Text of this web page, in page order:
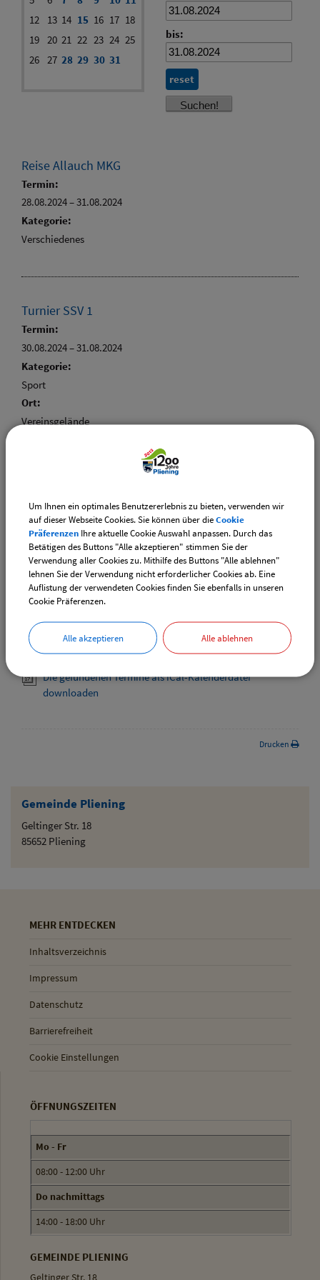
Gemeinde Pliening
Geltinger Str. 18
85652 Pliening
12
13 14 15 16 17 18
19 20 21 22 23 24 25
26 27 28 29 30 31
bis:
reset
Reise Allauch MKG
Termin:
28.08.2024–31.08.2024
Kategorie:
Verschiedenes
Turnier SSV 1
Termin:
30.08.2024–31.08.2024
Kategorie:
Sport
Ort:
Vereinsgelände
Weiterführende Links
Adventsmarkt Hofladen Burghart
CSU-Ortshauptversammlung
Die gefundenen Termine als VCS-Kalenderdatei
downloaden
Die gefundenen Termine als iCal-Kalenderdatei
downloaden
Drucken
MEHR ENTDECKEN
Inhaltsverzeichnis
Impressum
Datenschutz
Barrierefreiheit
Cookie Einstellungen
ÖFFNUNGSZEITEN
Mo - Fr
08:00 - 12:00 Uhr
Do nachmittags
14:00 - 18:00 Uhr
GEMEINDE PLIENING
Geltinger Str. 18
Um Ihnen ein optimales Benutzererlebnis zu bieten, verwenden wir
auf dieser Webseite Cookies. Sie können über dieCookie
Präferenzen Ihre aktuelle Cookie Auswahl anpassen. Durch das
Betätigen des Buttons "Alle akzeptieren" stimmen Sie der
Verwendung aller Cookies zu. Mithilfe des Buttons "Alle ablehnen"
lehnen Sie der Verwendung nicht erforderlicher Cookies ab. Eine
Auflistung der verwendeten Cookies finden Sie ebenfalls in unseren
Cookie Präferenzen.
Alle akzeptieren Alle ablehnen